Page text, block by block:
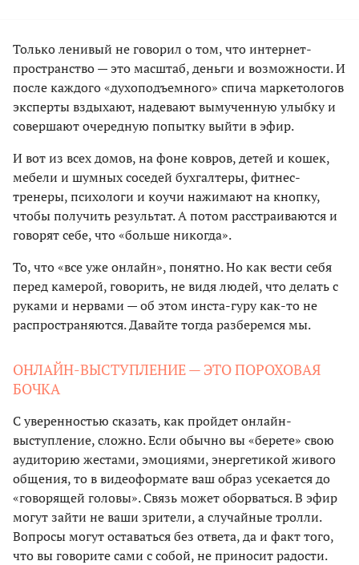
Только ленивый не говорил о том, что интернет-
пространство — это масштаб, деньги и возможности. И
после каждого «духоподъемного» спича маркетологов
эксперты вздыхают, надевают вымученную улыбку и
совершают очередную попытку выйти в эфир.
И вот из всех домов, на фоне ковров, детей и кошек,
мебели и шумных соседей бухгалтеры, фитнес-
тренеры, психологи и коучи нажимают на кнопку,
чтобы получить результат. А потом расстраиваются и
говорят себе, что «больше никогда».
То, что «все уже онлайн», понятно. Но как вести себя
перед камерой, говорить, не видя людей, что делать с
руками и нервами — об этом инста-гуру как-то не
распространяются. Давайте тогда разберемся мы.
ОНЛАЙН-ВЫСТУПЛЕНИЕ — ЭТО ПОРОХОВАЯ
БОЧКА
С уверенностью сказать, как пройдет онлайн-
выступление, сложно. Если обычно вы «берете» свою
аудиторию жестами, эмоциями, энергетикой живого
общения, то в видеоформате ваш образ усекается до
«говорящей головы». Связь может оборваться. В эфир
могут зайти не ваши зрители, а случайные тролли.
Вопросы могут оставаться без ответа, да и факт того,
что вы говорите сами с собой, не приносит радости.